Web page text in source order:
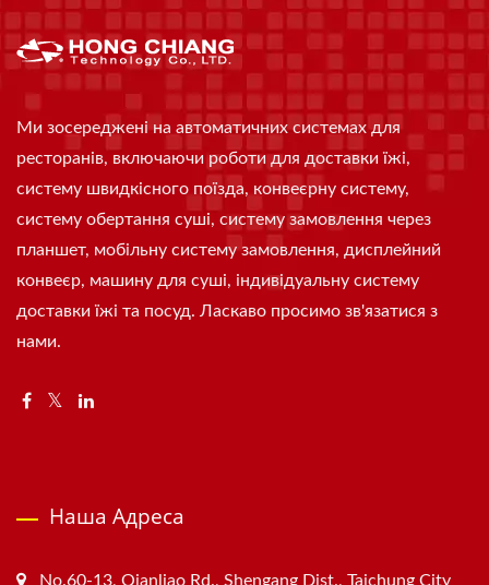
Ми зосереджені на автоматичних системах для
ресторанів, включаючи роботи для доставки їжі,
систему швидкісного поїзда, конвеєрну систему,
систему обертання суші, систему замовлення через
планшет, мобільну систему замовлення, дисплейний
конвеєр, машину для суші, індивідуальну систему
доставки їжі та посуд. Ласкаво просимо зв'язатися з
нами.
Наша Адреса
No.60-13, Qianliao Rd., Shengang Dist., Taichung City